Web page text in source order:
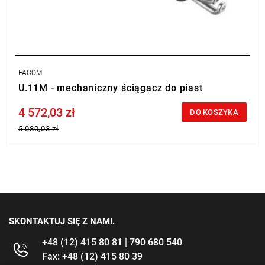
FACOM
U.11M - mechaniczny ściągacz do piast
Price tax included
4 572,03 zł
5 080,03 zł
DO KOSZYKA
SKONTAKTUJ SIĘ Z NAMI.
+48 (12) 415 80 81 | 790 680 540
Fax: +48 (12) 415 80 39